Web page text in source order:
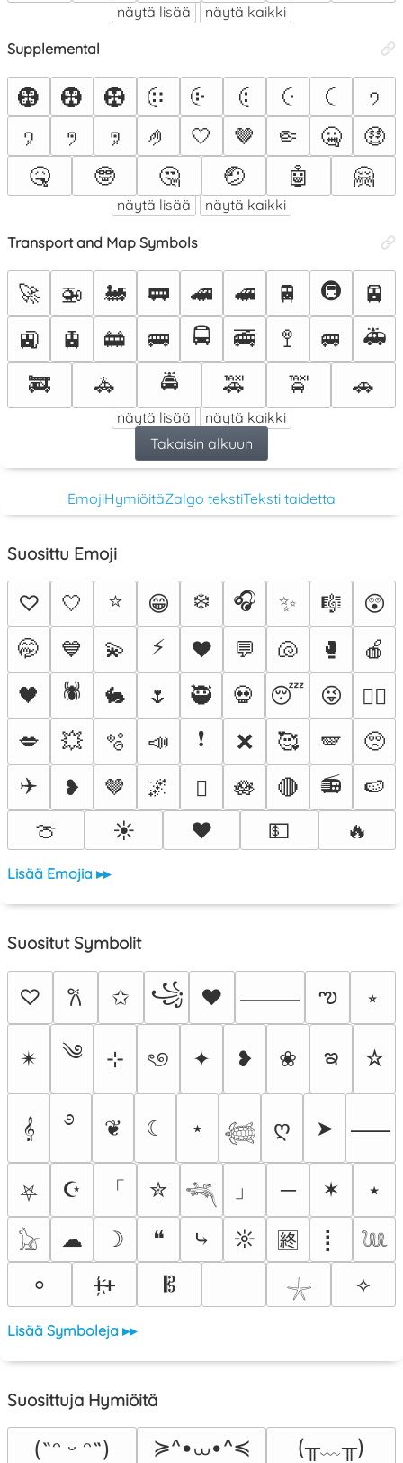
näytä lisää näytä kaikki
Supplemental
🤀 🤁 🤂 🤃 🤄 🤅 🤆 🤇
🤈
🤉
🤊 🤋 🤌 🤍 🤎 🤏 🤐
🤑
🤒
🤓 🤔 🤕 🤖 🤗
näytä lisää näytä kaikki
Transport and Map Symbols
🚀 🚁 🚂 🚃 🚄 🚅 🚆 🚇
🚈
🚉
🚊 🚋 🚌 🚍 🚎 🚏 🚐
🚑
🚒
🚓 🚔 🚕 🚖 🚗
näytä lisää
näytä kaikki
Takaisin alkuun
EmojiHymiöitäZalgo tekstiTeksti taidetta
Suosittu Emoji
♡ 🤍 ⭐ 😁 ❄️ 🎧 ✨ 🎼
😲
🤭
💙 💫 ⚡ ♥️ 💬 🐚 🥊
🍎
🖤
🕷️ 🐇 🌷 🥷 💀 😴 😜
❤️‍🔥
💋
💥 🫧 📣 ❗ ❌ 🥰 🪽
🥺
✈️
❥ 🤎 🌌 🫟 🪷 🔴 📻
🍉
🍈
☀️ ❤️ 💵 🔥
Lisää Emojia ▸▸
Suositut Symbolit
♡ 𐙚 ✩ ꧁ ♥ ⸻ ఌ ⭒
✴︎ ༄ ⊹ ৎ୭ ✦ ❥ ❀ ఇ ☆
𝄞 ࿔ ❦ ☾ ⋆ 𓆉 ღ ➤ ⸺
⛧ ☪ 「 ✮ 𓆈 」 ─ ✶ ⭑
𓃠 ☁ ☽ ❝ ⤷ ☼ 🈡 ⡇
𓆙
⸰
ᚐ҉ᚐ 𝄡 𓇼 ⟡
Lisää Symboleja ▸▸
Suosittuja Hymiöitä
(˶ᵔ ᵕ ᵔ˶) ≽^•⩊•^≼ (╥﹏╥)